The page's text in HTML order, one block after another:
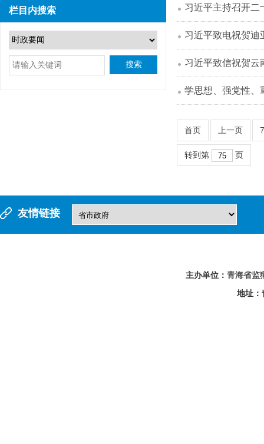
栏目内搜索
搜索
习近平主持召开二
习近平致电祝贺迪
习近平致信祝贺云
学思想、强党性
首页 上一页
转到第 页
友情链接
主办单位： 青海省监
地址：